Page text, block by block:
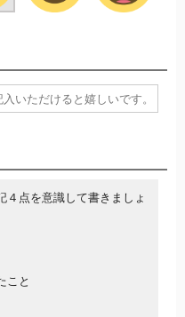
４点を意識して書きましょ
こと